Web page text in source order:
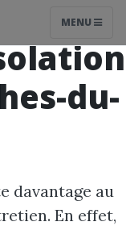
MENU
du-
davantage au
En effet,